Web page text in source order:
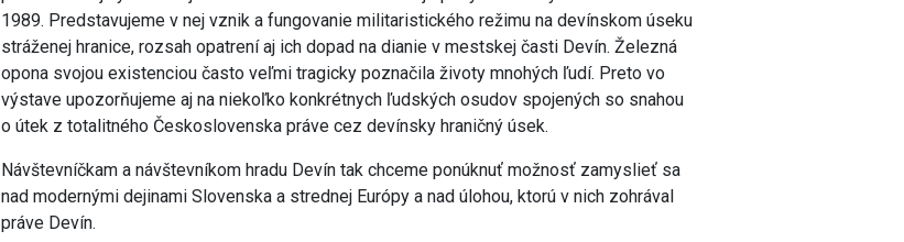
1989. Predstavujeme v nej vznik a fungovanie militaristického režimu na devínskom úseku
stráženej hranice, rozsah opatrení aj ich dopad na dianie v mestskej časti Devín. Železná
opona svojou existenciou často veľmi tragicky poznačila životy mnohých ľudí. Preto vo
výstave upozorňujeme aj na niekoľko konkrétnych ľudských osudov spojených so snahou
o útek z totalitného Československa práve cez devínsky hraničný úsek.
Návštevníčkam a návštevníkom hradu Devín tak chceme ponúknuť možnosť zamyslieť sa
nad modernými dejinami Slovenska a strednej Európy a nad úlohou, ktorú v nich zohrával
práve Devín.